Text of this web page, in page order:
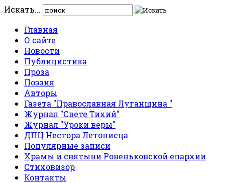
Искать...
Главная
О сайте
Новости
Публицистика
Проза
Поэзия
Авторы
Газета "Православная Луганщина "
Журнал "Свете Тихий"
Журнал "Уроки веры"
ДПЦ Нестора Летописца
Популярные записи
Храмы и святыни Ровеньковской епархии
Стиховизор
Контакты